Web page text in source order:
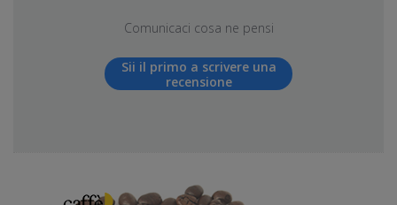
Comunicaci cosa ne pensi
Sii il primo a scrivere una
recensione